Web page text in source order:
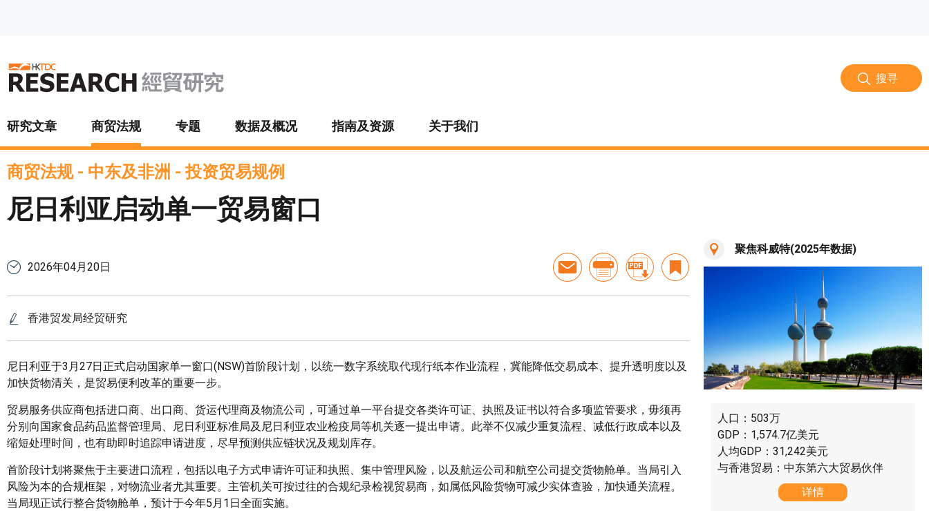
搜寻
研究文章 商贸法规 专题 数据及概况 指南及资源 关于我们
商贸法规- 中东及非洲 -投资贸易规例
尼日利亚启动单一贸易窗口
2026年04月20日
香港贸发局经贸研究
尼日利亚于3月27日正式启动国家单一窗口(NSW)首阶段计划，以统一数字系统取代现行纸本作业流程，冀能降低交易成本、提升透明度以及
加快货物清关，是贸易便利改革的重要一步。
贸易服务供应商包括进口商、出口商、货运代理商及物流公司，可通过单一平台提交各类许可证、执照及证书以符合多项监管要求，毋须再
分别向国家食品药品监督管理局、尼日利亚标准局及尼日利亚农业检疫局等机关逐一提出申请。此举不仅减少重复流程、减低行政成本以及
缩短处理时间，也有助即时追踪申请进度，尽早预测供应链状况及规划库存。
首阶段计划将聚焦于主要进口流程，包括以电子方式申请许可证和执照、集中管理风险，以及航运公司和航空公司提交货物舱单。当局引入
风险为本的合规框架，对物流业者尤其重要。主管机关可按过往的合规纪录检视贸易商，如属低风险货物可减少实体查验，加快通关流程。
当局现正试行整合货物舱单，预计于今年5月1日全面实施。
聚焦科威特(2025年数据)
人口：503万
GDP：1,574.7亿美元
人均GDP：31,242美元
与香港贸易：中东第六大贸易伙伴
详情